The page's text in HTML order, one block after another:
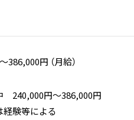
386,000円 （月給）
240,000円〜386,000円
験等による